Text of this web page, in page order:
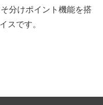
分けポイント機能を搭
スです。